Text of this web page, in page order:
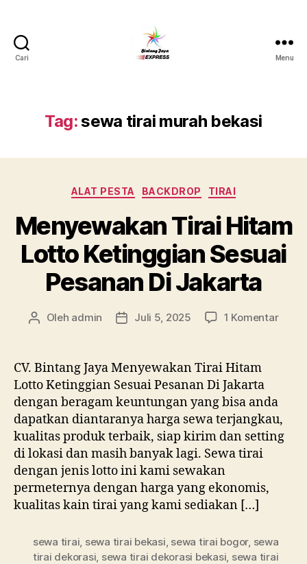
Cari
Pesta
Jabodetabek,Tlp.0878-
8787
Menu
Tag:sewa tirai murah bekasi
Kategori
ALAT PESTA BACKDROP TIRAI
Menyewakan Tirai Hitam
Lotto Ketinggian Sesuai
Pesanan Di Jakarta
Penulis
Oleh admin
Tanggal
Juli 5, 2025 1 Komentarpada
Di
CV. Bintang Jaya Menyewakan Tirai Hitam
Lotto Ketinggian Sesuai Pesanan Di Jakarta
dengan beragam keuntungan yang bisa anda
dapatkan diantaranya harga sewa terjangkau,
kualitas produk terbaik, siap kirim dan setting
di lokasi dan masih banyak lagi. Sewa tirai
dengan jenis lotto ini kami sewakan
permeternya dengan harga yang ekonomis,
kualitas kain tirai yang kami sediakan […]
sewa tirai sewa tirai bekasi sewa tirai bogor, sewa
tirai dekorasi sewa tirai dekorasi bekasi sewa tirai